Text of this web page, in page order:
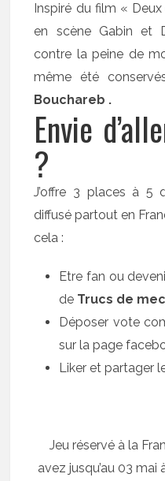
Inspiré du film «
en scène Gabin et
contre la peine de
même été
Bouchareb .
Envie
?
J’offre 3 places à 5
diffusé partout en
cela :
Etre fan ou
de Trucs de mec
Déposer vote
sur la page
Liker et partager
Jeu réservé à la
avez jusqu’au 03